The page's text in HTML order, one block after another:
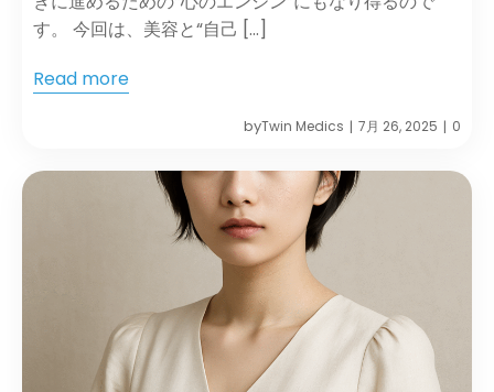
す。 今回は、美容と“自己 […]
Read more
byTwin Medics | 7月 26, 2025 | 0